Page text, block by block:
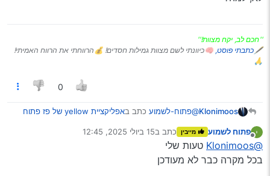
''חכם לב, יקח מצוות!''
🖋כתבתי פוסט, 🧠כיוונתי לשם מצוות גמילות חסדים! 💰הרווחתי את הרווח האמיתי!
🙏
0
Klonimoos@פתוח-לשמוע כתב ב
אפליקציית yellow של פז פתוח
@Klonimoos
פתוח בנפרי, יש?
לא, למה?
פתוח לשמוע מייבין כתב ב15 ביולי 2025, 12:45
נערך לאחרונה על ידי
@Klonimoos
טעות שלי
בכל מקרה כבר לא מעודכן